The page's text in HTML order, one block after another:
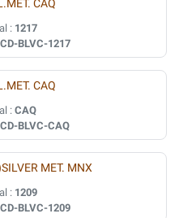
CAQ
: 1217
BLVC-1217
CAQ
: CAQ
BLVC-CAQ
MET. MNX
: 1209
BLVC-1209